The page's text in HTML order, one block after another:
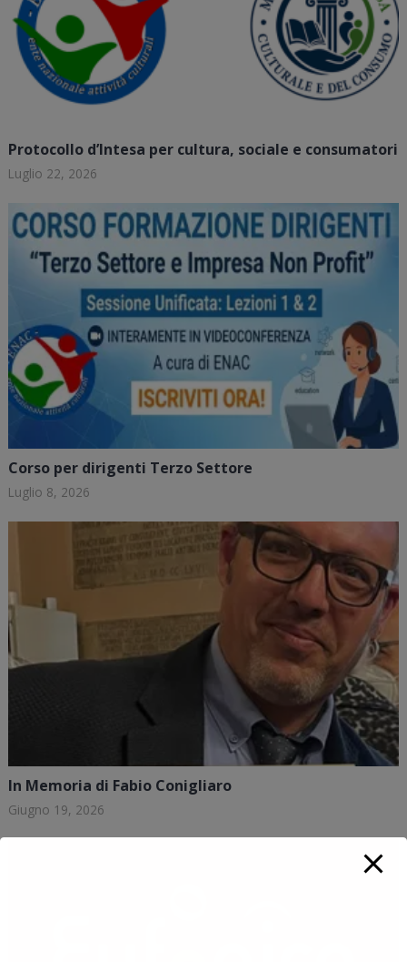
Protocollo d’Intesa per cultura, sociale e consumatori
Luglio 22, 2026
Corso per dirigenti Terzo Settore
Luglio 8, 2026
In Memoria di Fabio Conigliaro
Giugno 19, 2026